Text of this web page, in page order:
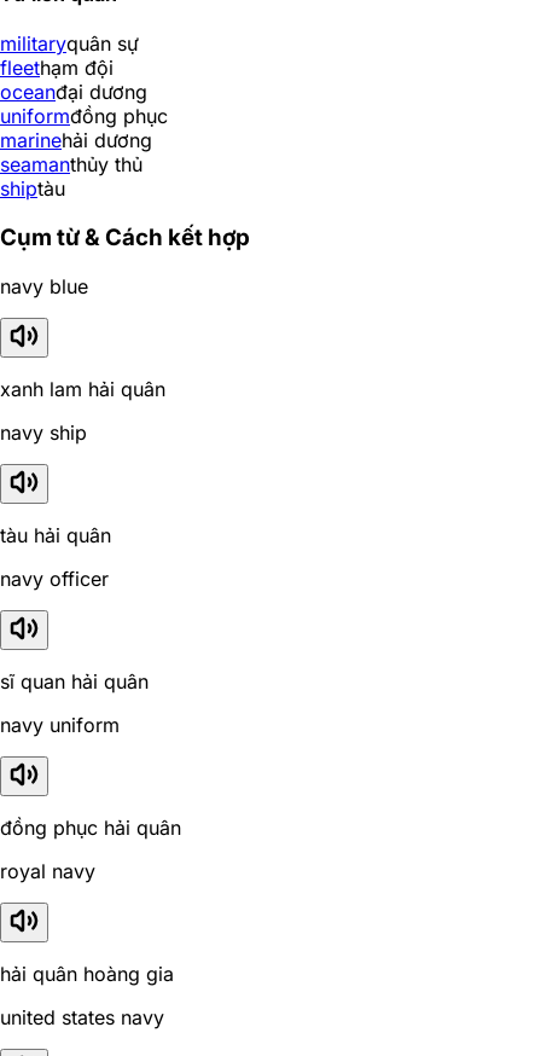
militaryquân sự
fleethạm đội
oceanđại dương
uniformđồng phục
marinehải dương
seamanthủy thủ
shiptàu
Cụm từ & Cách kết hợp
navy blue
xanh lam hải quân
navy ship
tàu hải quân
navy officer
sĩ quan hải quân
navy uniform
đồng phục hải quân
royal navy
hải quân hoàng gia
united states navy